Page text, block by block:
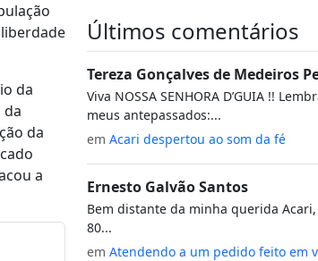
da
da
da
a
Últimos comentários
Tereza Gonçalves de Medeiros
Viva NOSSA SENHORA D’GUIA !!
meus antepassados:...
em Acari despertou ao som da fé
Ernesto Galvão Santos
Bem distante da minha querida
80...
em Atendendo a um pedido feito em